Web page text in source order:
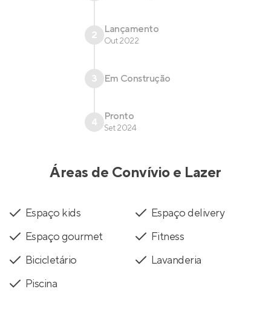
2 Lançamento
Out 2022
3 Em Construção
4 Pronto
Set 2024
Áreas de Convívio e Lazer
Espaço kids
Espaço delivery
Espaço gourmet
Fitness
Bicicletário
Lavanderia
Piscina